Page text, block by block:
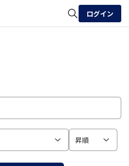
ログイン
昇順